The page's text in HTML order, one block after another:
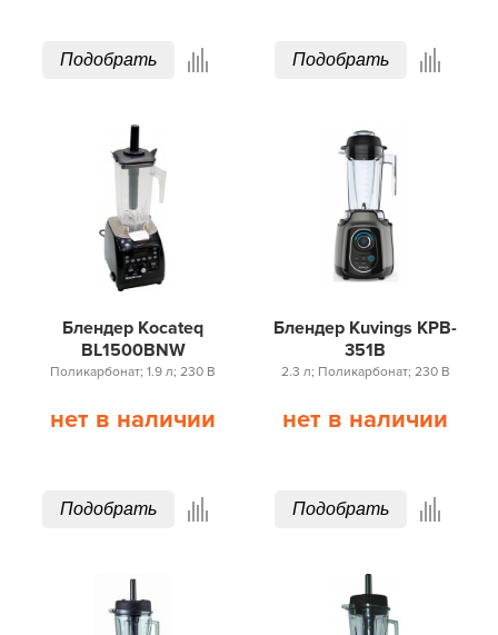
Подобрать Подобрать
Блендер Kocateq
BL1500BNW
Поликарбонат; 1.9 л; 230 В
нет в наличии
Подобрать
Блендер Kuvings KPB-
351B
2.3 л; Поликарбонат; 230 В
нет в наличии
Подобрать